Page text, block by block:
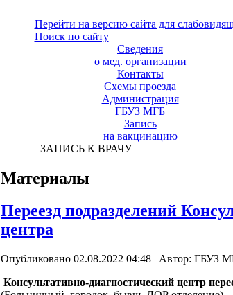
Перейти на версию сайта для
Поиск по сайту
Сведения
о мед. организации
Контакты
Схемы проезда
Администрация
ГБУЗ МГБ
Запись
на вакцинацию
ЗАПИСЬ К ВРАЧУ
Материалы
Переезд подразделений
центра
Опубликовано 02.08.2022 04:48 | Автор: ГБУЗ
Консультативно-диагностический центр